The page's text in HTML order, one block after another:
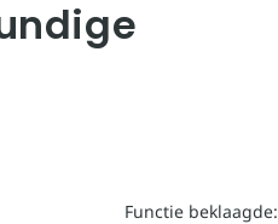
Functie beklaagde: